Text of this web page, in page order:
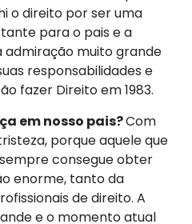
o direito por ser uma
para o pais e a
admiração muito grande
responsabilidades e
fazer Direito em 1983.
em nosso pais?Com
porque aquele que
consegue obter
enorme, tanto da
de direito. A
e o momento atual